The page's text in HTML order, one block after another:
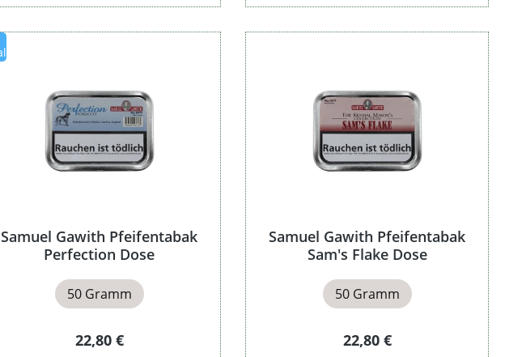
Samuel Gawith Pfeifentabak
Perfection Dose
50 Gramm
Regulärer Preis:
22,80 €
Samuel Gawith Pfeifentabak
Sam's Flake Dose
50 Gramm
Regulärer Preis:
22,80 €